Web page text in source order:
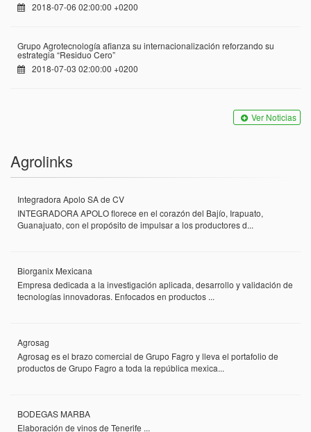
2018-07-06 02:00:00 +0200
Grupo Agrotecnología afianza su internacionalización reforzando su
estrategia “Residuo Cero”
2018-07-03 02:00:00 +0200
Ver Noticias
Agrolinks
Integradora Apolo SA de CV
INTEGRADORA APOLO florece en el corazón del Bajío, Irapuato,
Guanajuato, con el propósito de impulsar a los productores d...
Biorganix Mexicana
Empresa dedicada a la investigación aplicada, desarrollo y validación de
tecnologías innovadoras. Enfocados en productos ...
Agrosag
Agrosag es el brazo comercial de Grupo Fagro y lleva el portafolio de
productos de Grupo Fagro a toda la república mexica...
BODEGAS MARBA
Elaboración de vinos de Tenerife ...